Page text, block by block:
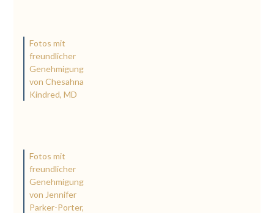
Fotos mit
freundlicher
Genehmigung
von Chesahna
Kindred, MD
Fotos mit
freundlicher
Genehmigung
von Jennifer
Parker-Porter,